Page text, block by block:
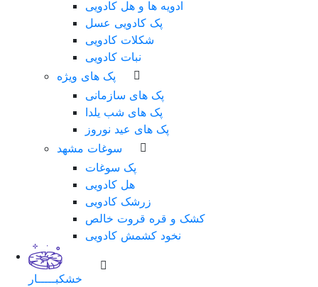
ادویه ها و هل کادویی
پک کادویی عسل
شکلات کادویی
نبات کادویی
پک های ویژه
پک های سازمانی
پک های شب یلدا
پک های عید نوروز
سوغات مشهد
پک سوغات
هل کادویی
زرشک کادویی
کشک و قره قروت خالص
نخود کشمش کادویی
خشکبـــــار